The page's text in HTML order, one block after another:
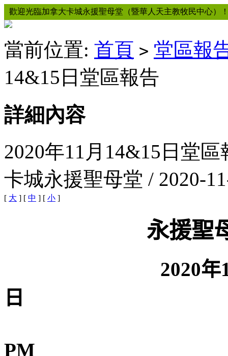
歡迎光臨加拿大卡城永援聖母堂（暨華人天主教牧民中心）
當前位置: 首頁 > 堂區報
14&15日堂區報告
詳細內容
2020年11月14&15日堂區
卡城永援聖母堂 / 2020-
[ 大 ] [ 中 ] [ 小 ]
永援聖
2020年
日
PM